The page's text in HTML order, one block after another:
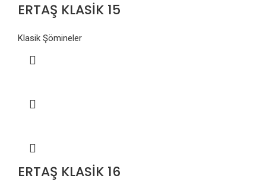
ERTAŞ KLASİK 15
Klasik Şömineler
ERTAŞ KLASİK 16